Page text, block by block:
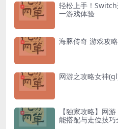
轻松上手！
一游戏体验
海豚传奇 游戏攻略
网游之攻略女神
【独家攻略】网
能搭配与走位技巧